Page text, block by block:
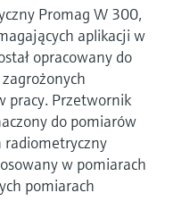
Promag W 300,
aplikacji w
opracowany do
pracy. Przetwornik
do pomiarów
radiometryczny
w pomiarach
pomiarach